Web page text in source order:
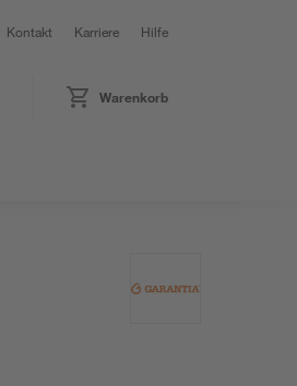
Kontakt Karriere Hilfe
Warenkorb